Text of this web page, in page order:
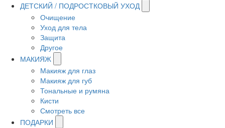
ДЕТСКИЙ / ПОДРОСТКОВЫЙ УХОД
Очищение
Уход для тела
Защита
Другое
МАКИЯЖ
Макияж для глаз
Макияж для губ
Тональные и румяна
Кисти
Смотреть все
ПОДАРКИ